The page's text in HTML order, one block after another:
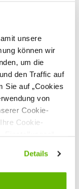
unsere
können wir
um die
den Traffic auf
Sie auf „Cookies
von
Cookie-
Cookie-
Details
Sperrgut